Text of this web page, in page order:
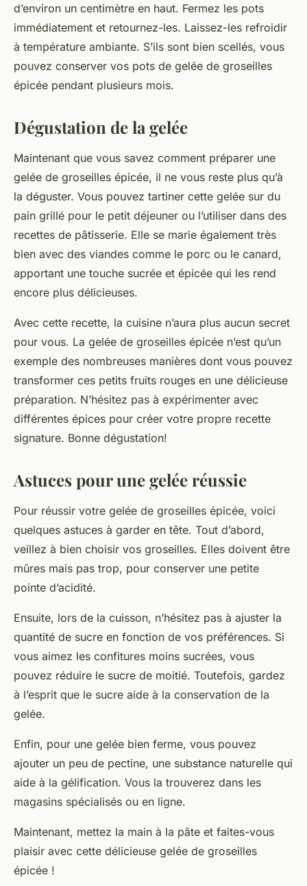
d’environ un centimètre en haut. Fermez les pots
immédiatement et retournez-les. Laissez-les refroidir
à température ambiante. S’ils sont bien scellés, vous
pouvez conserver vos pots de gelée de groseilles
épicée pendant plusieurs mois.
Dégustation de la gelée
Maintenant que vous savez comment préparer une
gelée de groseilles épicée, il ne vous reste plus qu’à
la déguster. Vous pouvez tartiner cette gelée sur du
pain grillé pour le petit déjeuner ou l’utiliser dans des
recettes de pâtisserie. Elle se marie également très
bien avec des viandes comme le porc ou le canard,
apportant une touche sucrée et épicée qui les rend
encore plus délicieuses.
Avec cette recette, la cuisine n’aura plus aucun secret
pour vous. La gelée de groseilles épicée n’est qu’un
exemple des nombreuses manières dont vous pouvez
transformer ces petits fruits rouges en une délicieuse
préparation. N’hésitez pas à expérimenter avec
différentes épices pour créer votre propre recette
signature. Bonne dégustation!
Astuces pour une gelée réussie
Pour réussir votre gelée de groseilles épicée, voici
quelques astuces à garder en tête. Tout d’abord,
veillez à bien choisir vos groseilles. Elles doivent être
mûres mais pas trop, pour conserver une petite
pointe d’acidité.
Ensuite, lors de la cuisson, n’hésitez pas à ajuster la
quantité de sucre en fonction de vos préférences. Si
vous aimez les confitures moins sucrées, vous
pouvez réduire le sucre de moitié. Toutefois, gardez
à l’esprit que le sucre aide à la conservation de la
gelée.
Enfin, pour une gelée bien ferme, vous pouvez
ajouter un peu de pectine, une substance naturelle qui
aide à la gélification. Vous la trouverez dans les
magasins spécialisés ou en ligne.
Maintenant, mettez la main à la pâte et faites-vous
plaisir avec cette délicieuse gelée de groseilles
épicée !